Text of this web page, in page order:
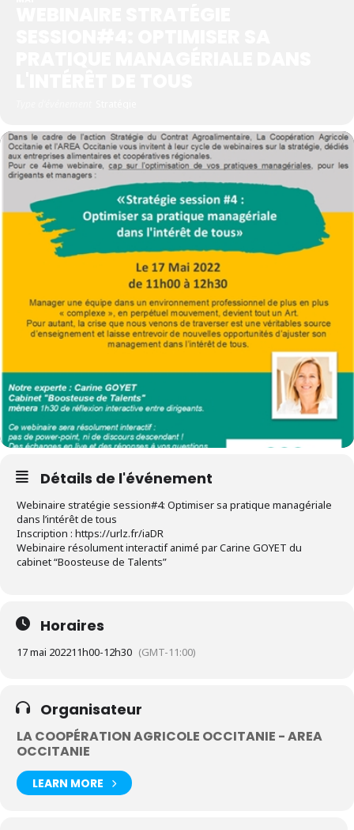
Détails de l'événement
Webinaire stratégie session#4: Optimiser sa pratique managériale
dans l’intérêt de tous
Inscription : https://urlz.fr/iaDR
Webinaire résolument interactif animé par Carine GOYET du
cabinet “Boosteuse de Talents”
Horaires
17 mai 202211h00-12h30 (GMT-11:00)
Organisateur
LA COOPÉRATION AGRICOLE OCCITANIE - AREA
OCCITANIE
LEARN MORE